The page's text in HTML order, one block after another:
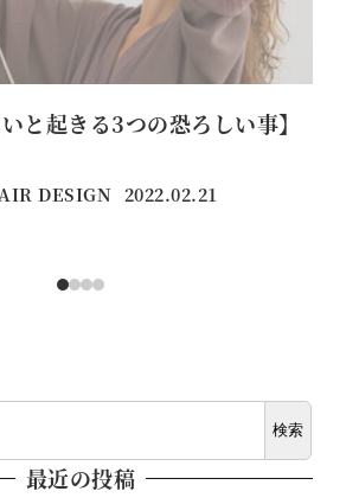
と起きる3つの恐ろしい事】
DESIGN 投稿日
2022.02.21
検索
最近の投稿